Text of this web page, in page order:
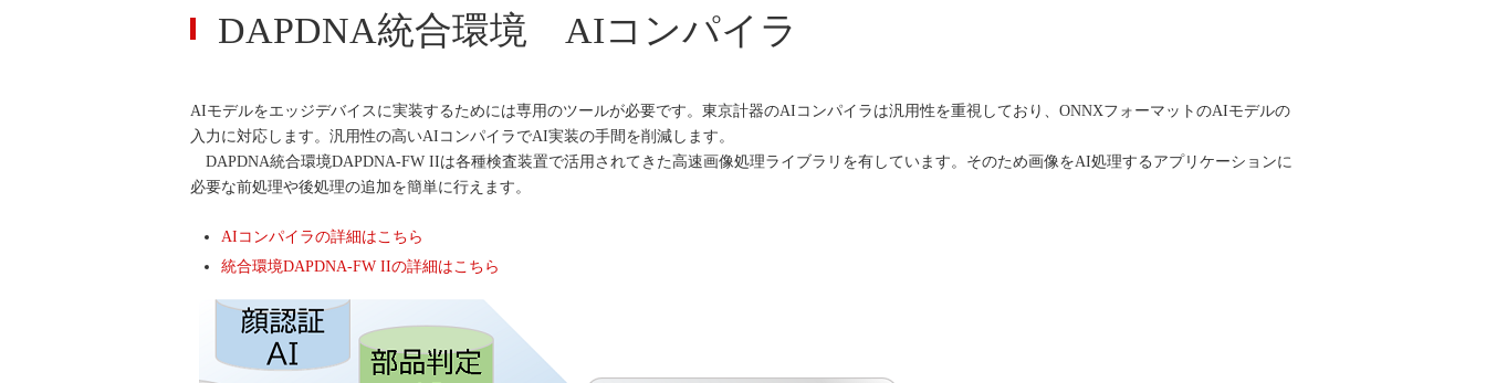
DAPDNA統合環境 AIコンパイラ
AIモデルをエッジデバイスに実装するためには専用のツールが必要です。東京計器のAIコンパイラは汎用性を重視しており、ONNXフォーマットのAIモデルの
入力に対応します。汎用性の高いAIコンパイラでAI実装の手間を削減します。
DAPDNA統合環境DAPDNA-FW IIは各種検査装置で活用されてきた高速画像処理ライブラリを有しています。そのため画像をAI処理するアプリケーションに
必要な前処理や後処理の追加を簡単に行えます。
AIコンパイラの詳細はこちら
統合環境DAPDNA-FW IIの詳細はこちら